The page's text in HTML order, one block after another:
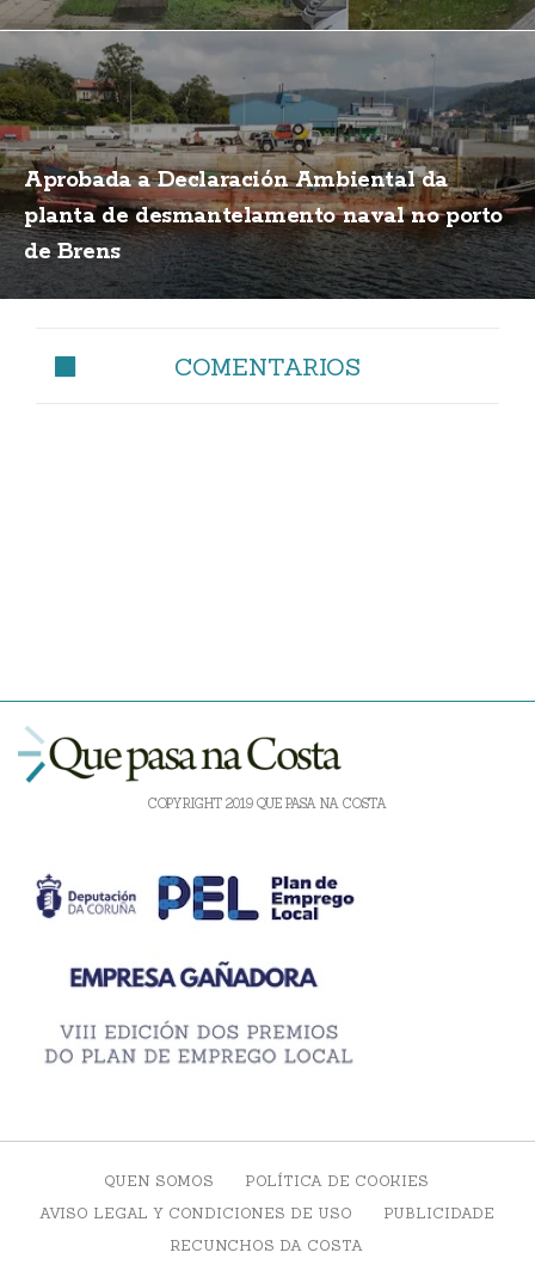
Aprobada a Declaración Ambiental da
planta de desmantelamento naval no porto
de Brens
COMENTARIOS
COPYRIGHT 2019 QUE PASA NA COSTA
QUEN SOMOS
POLÍTICA DE COOKIES
AVISO LEGAL Y CONDICIONES DE USO
PUBLICIDADE
RECUNCHOS DA COSTA